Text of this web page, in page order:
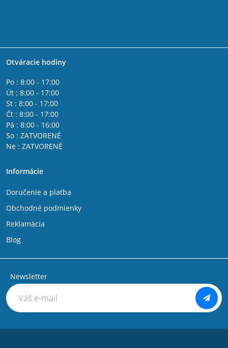
Otváracie hodiny
Po : 8:00 - 17:00
Út : 8:00 - 17:00
St : 8:00 - 17:00
Čt : 8:00 - 17:00
Pá : 8:00 - 16:00
So : ZATVORENÉ
Ne : ZATVORENÉ
Informácie
Doručenie a platba
Obchodné podmienky
Reklamácia
Blog
Newsletter